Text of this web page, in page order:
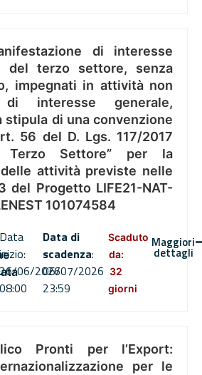
di interesse
del terzo settore, senza
impegnati in attività non
di interesse generale,
stipula di una convenzione
56 del D. Lgs. 117/2017
Terzo Settore” per la
attività previste nelle
del Progetto LIFE21-NAT-
101074584
Data
inizio:
26/06/2026
08:00
Data di
scadenza:
06/07/2026
23:59
Scaduto
da:
32
giorni
Maggiori
dettagli
Pronti per l’Export:
per le